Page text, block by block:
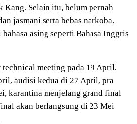
Kang. Selain itu, belum pernah
jasmani serta bebas narkoba.
asing seperti Bahasa Inggris
meeting pada 19 April,
audisi kedua di 27 April, pra
karantina menjelang grand final
akan berlangsung di 23 Mei